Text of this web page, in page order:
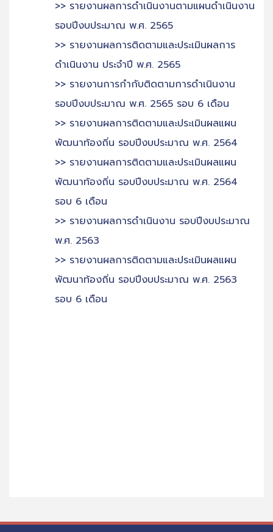
>> รายงานผลการดำเนินงานตามแผนดำเนินงาน
รอบปีงบประมาณ พ.ศ. 2565
>> รายงานผลการติดตามและประเมินผลการ
ดำเนินงาน ประจำปี พ.ศ. 2565
>> รายงานการกำกับติดตามการดำเนินงาน
รอบปีงบประมาณ พ.ศ. 2565 รอบ 6 เดือน
>> รายงานผลการติดตามและประเมินผลแผน
พัฒนาท้องถิ่น รอบปีงบประมาณ พ.ศ. 2564
>> รายงานผลการติดตามและประเมินผลแผน
พัฒนาท้องถิ่น รอบปีงบประมาณ พ.ศ. 2564
รอบ 6 เดือน
>> รายงานผลการดำเนินงาน รอบปีงบประมาณ
พ.ศ. 2563
>> รายงานผลการติดตามและประเมินผลแผน
พัฒนาท้องถิ่น รอบปีงบประมาณ พ.ศ. 2563
รอบ 6 เดือน